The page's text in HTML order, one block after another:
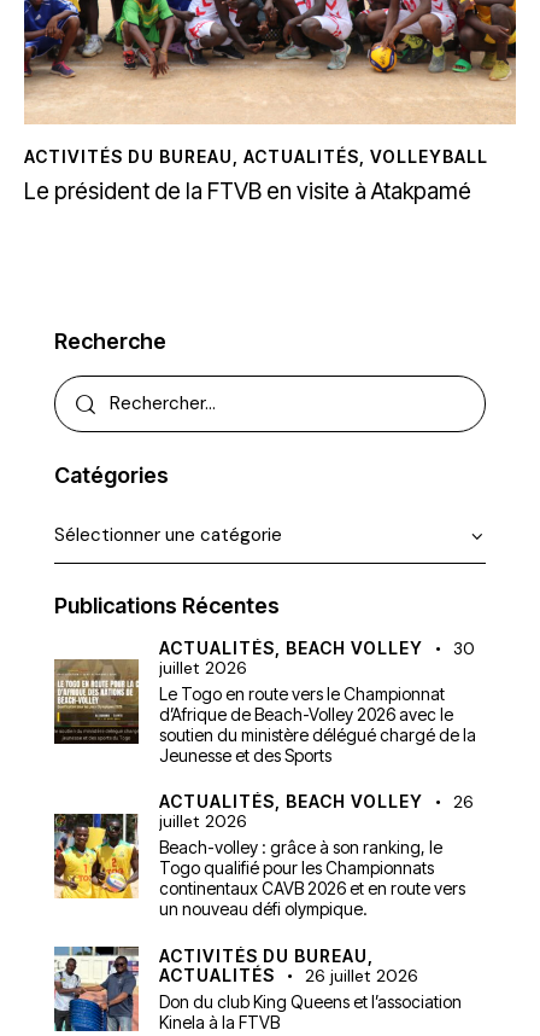
ACTIVITÉS DU BUREAU ACTUALITÉS VOLLEYBALL
Le président de la FTVB en visite à Atakpamé
Recherche
Catégories
Publications Récentes
ACTUALITÉS, BEACH VOLLEY
30
juillet 2026
Le Togo en route vers le Championnat
d’Afrique de Beach-Volley 2026 avec le
soutien du ministère délégué chargé de la
Jeunesse et des Sports
ACTUALITÉS, BEACH VOLLEY
26
juillet 2026
Beach-volley : grâce à son ranking, le
Togo qualifié pour les Championnats
continentaux CAVB 2026 et en route vers
un nouveau défi olympique.
ACTIVITÉS DU BUREAU,
ACTUALITÉS
26 juillet 2026
Don du club King Queens et l’association
Kinela à la FTVB